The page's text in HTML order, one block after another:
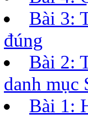
Bài 3:
đúng
Bài 2:
danh mục
Bài 1: